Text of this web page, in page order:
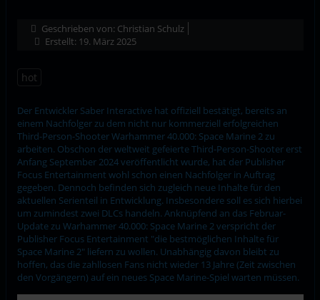
Geschrieben von: Christian Schulz
Erstellt: 19. März 2025
hot
Der Entwickler Saber Interactive hat offiziell bestätigt, bereits an
einem Nachfolger zu dem nicht nur kommerziell erfolgreichen
Third-Person-Shooter Warhammer 40.000: Space Marine 2 zu
arbeiten. Obschon der weltweit gefeierte Third-Person-Shooter erst
Anfang September 2024 veröffentlicht wurde, hat der Publisher
Focus Entertainment wohl schon einen Nachfolger in Auftrag
gegeben. Dennoch befinden sich zugleich neue Inhalte für den
aktuellen Serienteil in Entwicklung. Insbesondere soll es sich hierbei
um zumindest zwei DLCs handeln. Anknüpfend an das Februar-
Update zu Warhammer 40.000: Space Marine 2 verspricht der
Publisher Focus Entertainment "die bestmöglichen Inhalte für
Space Marine 2" liefern zu wollen. Unabhängig davon bleibt zu
hoffen, das die zahllosen Fans nicht wieder 13 Jahre (Zeit zwischen
den Vorgängern) auf ein neues Space Marine-Spiel warten müssen.